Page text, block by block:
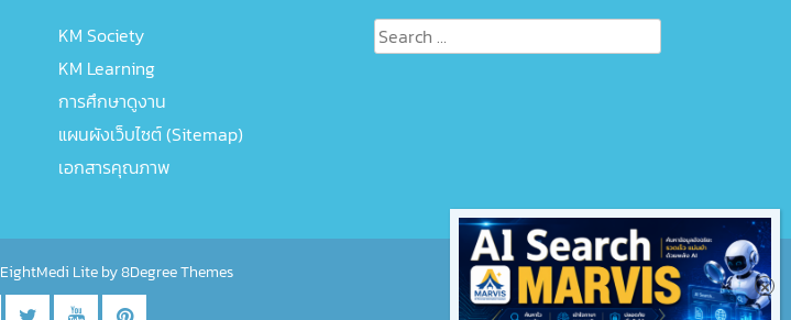
KM Society
KM Learning
การศึกษาดูงาน
แผนผังเว็บไซต์ (Sitemap)
เอกสารคุณภาพ
Search
for:
EightMedi Liteby 8Degree Themes